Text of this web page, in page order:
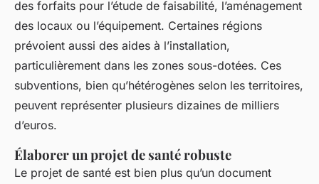
des forfaits pour l’étude de faisabilité, l’aménagement
des locaux ou l’équipement. Certaines régions
prévoient aussi des aides à l’installation,
particulièrement dans les zones sous-dotées. Ces
subventions, bien qu’hétérogènes selon les territoires,
peuvent représenter plusieurs dizaines de milliers
d’euros.
Élaborer un projet de santé robuste
Le projet de santé est bien plus qu’un document